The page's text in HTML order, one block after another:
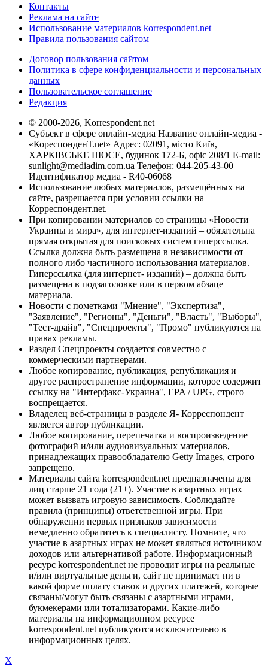
Контакты
Реклама на сайте
Использование материалов korrespondent.net
Правила пользования сайтом
Договор пользования сайтом
Политика в сфере конфиденциальности и персональных
данных
Пользовательское соглашение
Редакция
© 2000-2026, Korrespondent.net
Субъект в сфере онлайн-медиа Название онлайн-медиа -
«КореспонденТ.net» Адрес: 02091, місто Київ,
ХАРКІВСЬКЕ ШОСЕ, будинок 172-Б, офіс 208/1 E-mail:
sunlight@mediadim.com.ua Телефон: 044-205-43-00
Идентификатор медиа - R40-06068
Использование любых материалов, размещённых на
сайте, разрешается при условии ссылки на
Корреспондент.net.
При копировании материалов со страницы «Новости
Украины и мира», для интернет-изданий – обязательна
прямая открытая для поисковых систем гиперссылка.
Ссылка должна быть размещена в независимости от
полного либо частичного использования материалов.
Гиперссылка (для интернет- изданий) – должна быть
размещена в подзаголовке или в первом абзаце
материала.
Новости с пометками "Мнение", "Экспертиза",
"Заявление", "Регионы", "Деньги", "Власть", "Выборы",
"Тест-драйв", "Спецпроекты", "Промо" публикуются на
правах рекламы.
Раздел Спецпроекты создается совместно с
коммерческими партнерами.
Любое копирование, публикация, републикация и
другое распространение информации, которое содержит
ссылку на "Интерфакс-Украина", EPA / UPG, строго
воспрещается.
Владелец веб-страницы в разделе Я- Корреспондент
является автор публикации.
Любое копирование, перепечатка и воспроизведение
фотографий и/или аудиовизуальных материалов,
принадлежащих правообладателю Getty Images, строго
запрещено.
Материалы сайта korrespondent.net предназначены для
лиц старше 21 года (21+). Участие в азартных играх
может вызвать игровую зависимость. Соблюдайте
правила (принципы) ответственной игры. При
обнаружении первых признаков зависимости
немедленно обратитесь к специалисту. Помните, что
участие в азартных играх не может являться источником
доходов или альтернативой работе. Информационный
ресурс korrespondent.net не проводит игры на реальные
и/или виртуальные деньги, сайт не принимает ни в
какой форме оплату ставок и других платежей, которые
связаны/могут быть связаны с азартными играми,
букмекерами или тотализаторами. Какие-либо
материалы на информационном ресурсе
korrespondent.net публикуются исключительно в
информационных целях.
X